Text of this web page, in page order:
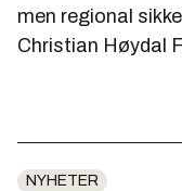
men regional
Christian Høydal
NYHETER